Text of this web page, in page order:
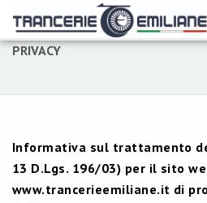
PRIVACY
Informativa sul trattamento
13 D.Lgs. 196/03) per il sito
www.trancerieemiliane.it di